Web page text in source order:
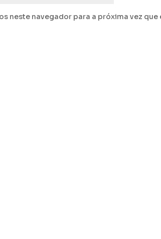
neste navegador para a próxima vez que